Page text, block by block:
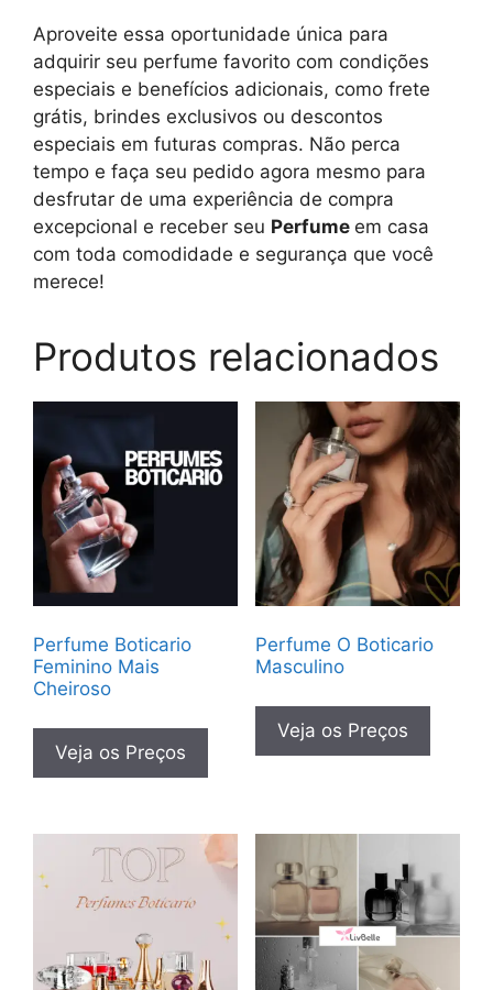
Aproveite essa oportunidade única para
adquirir seu perfume favorito com condições
especiais e benefícios adicionais, como frete
grátis, brindes exclusivos ou descontos
especiais em futuras compras. Não perca
tempo e faça seu pedido agora mesmo para
desfrutar de uma experiência de compra
excepcional e receber seu Perfume em casa
com toda comodidade e segurança que você
merece!
Produtos relacionados
Perfume Boticario
Feminino Mais
Cheiroso
Veja os Preços
Perfume O Boticario
Masculino
Veja os Preços